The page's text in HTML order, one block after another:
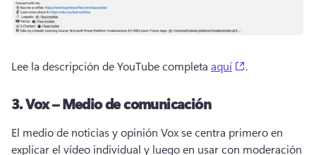
Lee la descripción de YouTube completa aquí .
3.Vox – Medio de comunicación
El medio de noticias y opinión Vox se centra primero en
explicar el vídeo individual y luego en usar con moderación